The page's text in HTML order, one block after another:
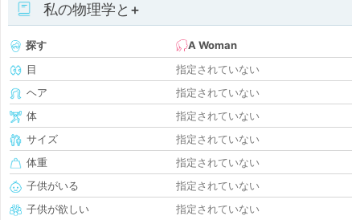
私の物理学と+
探す
A Woman
目
指定されていない
ヘア
指定されていない
体
指定されていない
サイズ
指定されていない
体重
指定されていない
子供がいる
指定されていない
子供が欲しい
指定されていない